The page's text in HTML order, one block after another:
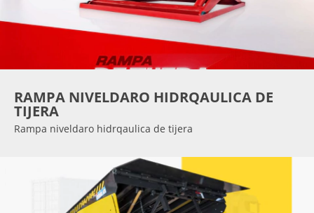
RAMPA NIVELDARO HIDRQAULICA DE
TIJERA
Rampa niveldaro hidrqaulica de tijera